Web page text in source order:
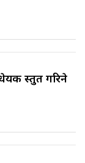
प्रस्तुत गरिने